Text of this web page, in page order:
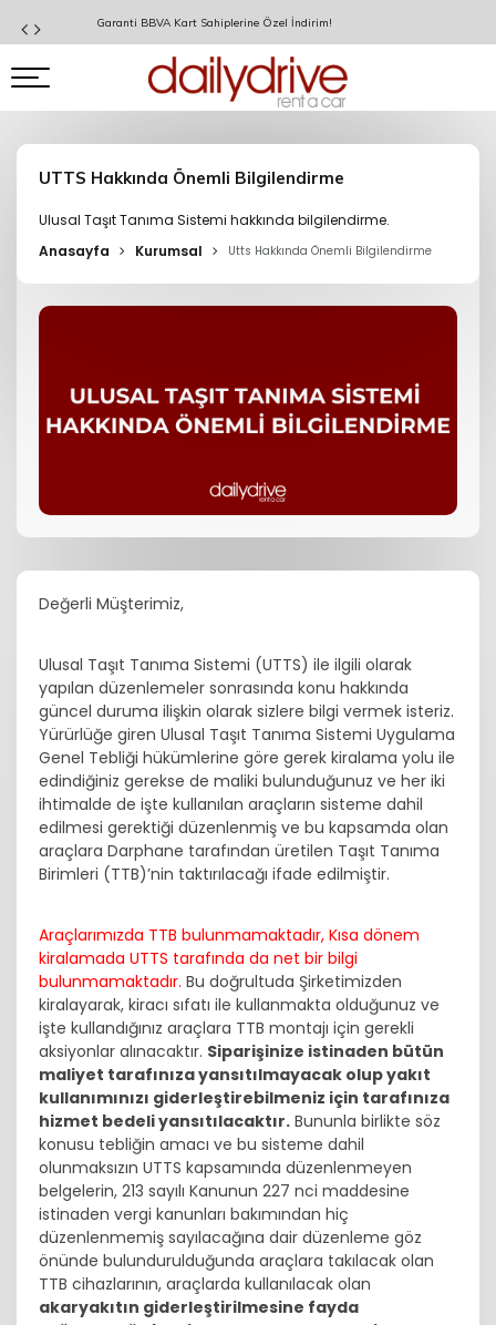
Garanti BBVA Kart Sahiplerine Özel İndirim!
UTTS Hakkında Önemli Bilgilendirme
Ulusal Taşıt Tanıma Sistemi hakkında bilgilendirme.
Anasayfa
Kurumsal Utts Hakkında Önemli Bilgilendirme
Değerli Müşterimiz,
Ulusal Taşıt Tanıma Sistemi (UTTS) ile ilgili olarak
yapılan düzenlemeler sonrasında konu hakkında
güncel duruma ilişkin olarak sizlere bilgi vermek isteriz.
Yürürlüğe giren Ulusal Taşıt Tanıma Sistemi Uygulama
Genel Tebliği hükümlerine göre gerek kiralama yolu ile
edindiğiniz gerekse de maliki bulunduğunuz ve her iki
ihtimalde de işte kullanılan araçların sisteme dahil
edilmesi gerektiği düzenlenmiş ve bu kapsamda olan
araçlara Darphane tarafından üretilen Taşıt Tanıma
Birimleri (TTB)’nin taktırılacağı ifade edilmiştir.
Araçlarımızda TTB bulunmamaktadır, Kısa dönem
kiralamada UTTS tarafında da net bir bilgi
bulunmamaktadır. Bu doğrultuda Şirketimizden
kiralayarak, kiracı sıfatı ile kullanmakta olduğunuz ve
işte kullandığınız araçlara TTB montajı için gerekli
aksiyonlar alınacaktır. Siparişinize istinaden bütün
maliyet tarafınıza yansıtılmayacak olup yakıt
kullanımınızı giderleştirebilmeniz için tarafınıza
hizmet bedeli yansıtılacaktır. Bununla birlikte söz
konusu tebliğin amacı ve bu sisteme dahil
olunmaksızın UTTS kapsamında düzenlenmeyen
belgelerin, 213 sayılı Kanunun 227 nci maddesine
istinaden vergi kanunları bakımından hiç
düzenlenmemiş sayılacağına dair düzenleme göz
önünde bulundurulduğunda araçlara takılacak olan
TTB cihazlarının, araçlarda kullanılacak olan
akaryakıtın giderleştirilmesine fayda